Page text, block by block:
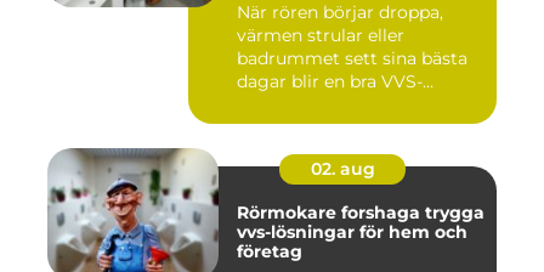
När rören börjar droppa,
värmen strular eller
badrummet sett sina bästa
dagar blir en bra VVS-
02. aug
Rörmokare forshaga trygga
vvs-lösningar för hem och
företag